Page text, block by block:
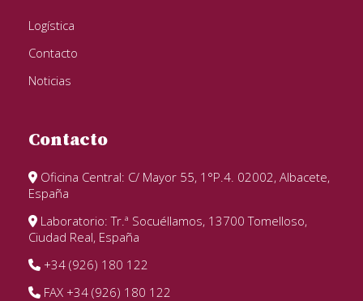
Logística
Contacto
Noticias
Contacto
Oficina Central: C/ Mayor 55, 1°P.4. 02002, Albacete,
España
Laboratorio: Tr.ª Socuéllamos, 13700 Tomelloso,
Ciudad Real, España
+34 (926) 180 122
FAX +34 (926) 180 122